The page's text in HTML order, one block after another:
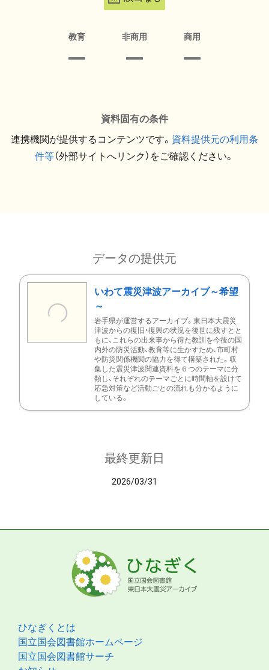
教育 非商用 商用
資料固有の条件
連携機関が提供するコンテンツです。 資料提供元の利用条
件等（外部サイトへリンク）をご確認ください。
データの提供元
いわて震災津波アーカイブ～希望
～
岩手県が運営するアーカイブ。東日本大震災
津波からの復旧・復興の状況を後世に残すとと
もに、これらの出来事から得た教訓を今後の国
内外の防災活動、教育等に生かすため、市町村
や防災関係機関の協力を得て構築された。収
集した震災津波関連資料を６つのテーマに分
類し、それぞれのテーマごとに時間軸を設けて
応急対策など活動ごとの流れも分かるように
している。
最終更新日
2026/03/31
ひなぎくとは
国立国会図書館ホームページ
国立国会図書館サーチ